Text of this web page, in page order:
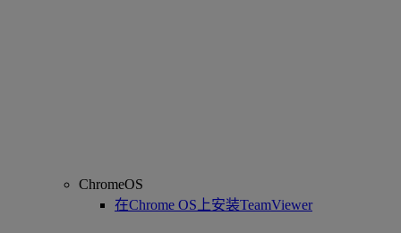
ChromeOS
在Chrome OS上安装TeamViewer